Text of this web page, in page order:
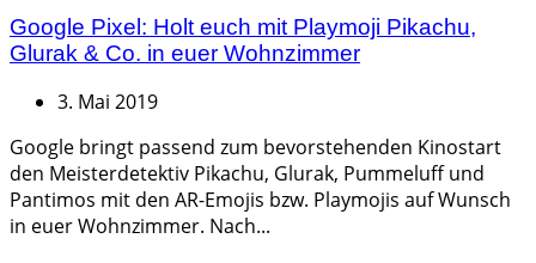
Google Pixel: Holt euch mit Playmoji Pikachu,
Glurak & Co. in euer Wohnzimmer
3. Mai 2019
Google bringt passend zum bevorstehenden Kinostart
den Meisterdetektiv Pikachu, Glurak, Pummeluff und
Pantimos mit den AR-Emojis bzw. Playmojis auf Wunsch
in euer Wohnzimmer. Nach...